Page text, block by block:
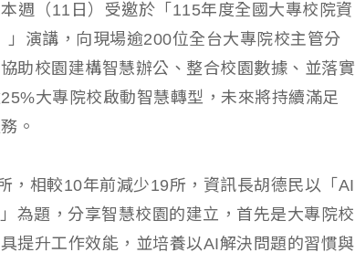
週（11日）受邀於「115年度全國大專校院資
演講，向現場逾200位全台大專院校主管分
助校園建構智慧辦公、整合校園數據、並落實
大專院校啟動智慧轉型，未來將持續滿足
。
，相較10年前減少19所，資訊長胡德民以「AI
為題，分享智慧校園的建立，首先是大專院校
提升工作效能，並培養以AI解決問題的習慣與